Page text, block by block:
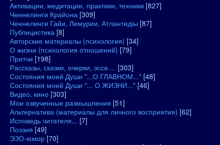
Активации, медитации, практики, техники [827]
Ченнелинги Крайона [309]
Ченнелинги Гайи, Лемурии, Атлантидіы [87]
Публицистика [8]
Авторские материалы (психология) [34]
О жизни (психология отношений) [79]
Притчи [198]
Рассказы, сказки, очерки, эссе.... [303]
Состояния моей Души "...О ГЛАВНОМ..." [48]
Состояния моей Души "... О ЖИЗНИ..." [46]
Видео, кино [303]
Мои озвученные размышления [51]
Альтернатива (материалы для личного восприятия) [62]
Исповедь читателя... [7]
Поэзия [49]
ЭЗО-юмор [70]